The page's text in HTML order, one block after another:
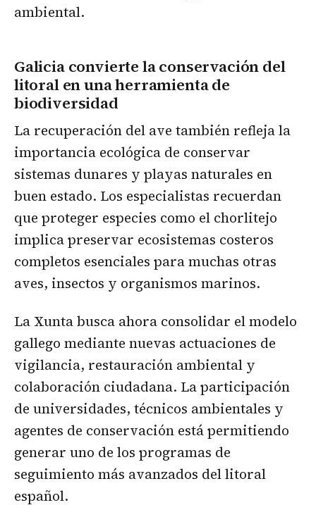
ambiental.
Galicia convierte la conservación del
litoral en una herramienta de
biodiversidad
La recuperación del ave también refleja la
importancia ecológica de conservar
sistemas dunares y playas naturales en
buen estado. Los especialistas recuerdan
que proteger especies como el chorlitejo
implica preservar ecosistemas costeros
completos esenciales para muchas otras
aves, insectos y organismos marinos.
La Xunta busca ahora consolidar el modelo
gallego mediante nuevas actuaciones de
vigilancia, restauración ambiental y
colaboración ciudadana. La participación
de universidades, técnicos ambientales y
agentes de conservación está permitiendo
generar uno de los programas de
seguimiento más avanzados del litoral
español.